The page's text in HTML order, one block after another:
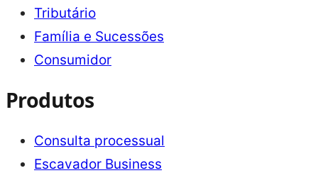
Tributário
Família e Sucessões
Consumidor
Produtos
Consulta processual
Escavador Business